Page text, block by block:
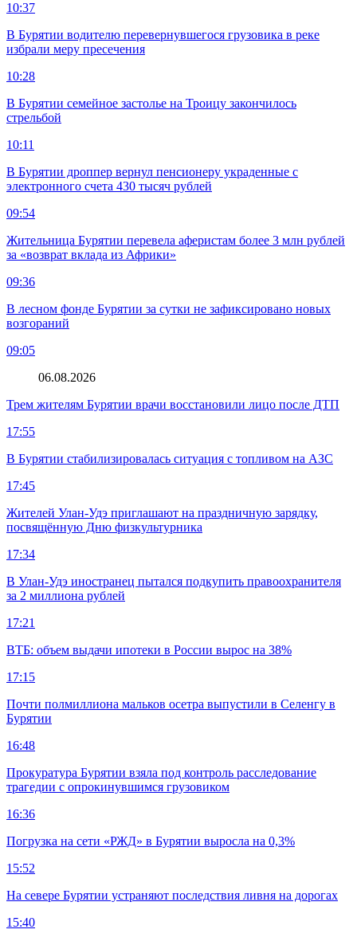
10:37
В Бурятии водителю перевернувшегося грузовика в реке
избрали меру пресечения
10:28
В Бурятии семейное застолье на Троицу закончилось
стрельбой
10:11
В Бурятии дроппер вернул пенсионеру украденные с
электронного счета 430 тысяч рублей
09:54
Жительница Бурятии перевела аферистам более 3 млн рублей
за «возврат вклада из Африки»
09:36
В лесном фонде Бурятии за сутки не зафиксировано новых
возгораний
09:05
06.08.2026
Трем жителям Бурятии врачи восстановили лицо после ДТП
17:55
В Бурятии стабилизировалась ситуация с топливом на АЗС
17:45
Жителей Улан-Удэ приглашают на праздничную зарядку,
посвящённую Дню физкультурника
17:34
В Улан-Удэ иностранец пытался подкупить правоохранителя
за 2 миллиона рублей
17:21
ВТБ: объем выдачи ипотеки в России вырос на 38%
17:15
Почти полмиллиона мальков осетра выпустили в Селенгу в
Бурятии
16:48
Прокуратура Бурятии взяла под контроль расследование
трагедии с опрокинувшимся грузовиком
16:36
Погрузка на сети «РЖД» в Бурятии выросла на 0,3%
15:52
На севере Бурятии устраняют последствия ливня на дорогах
15:40